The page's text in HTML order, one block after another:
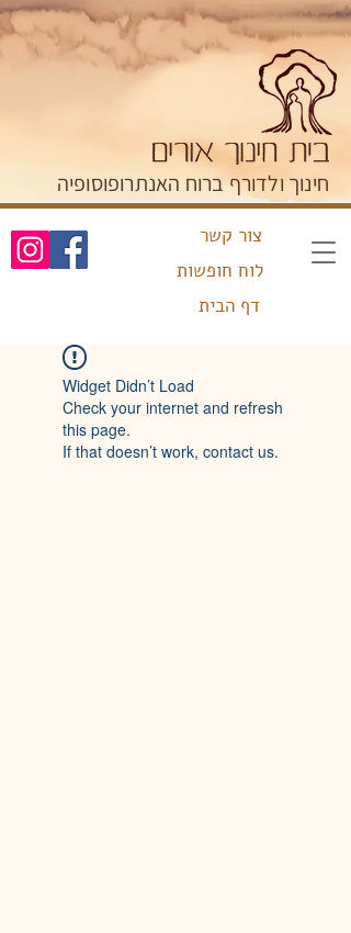
חינוך ולדורף ברוח האנתרופוסופיה
צור קשר
לוח חופשות
דף הבית
Widget Didn’t Load
Check your internet and refresh
this page.
If that doesn’t work, contact us.